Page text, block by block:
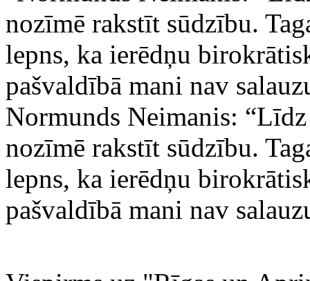
Normunds Neimanis:
nozīmē rakstīt sūdzību.
lepns, ka ierēdņu
pašvaldībā mani nav